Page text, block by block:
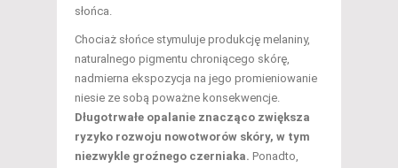
słońca.
Chociaż słońce stymuluje produkcję melaniny,
naturalnego pigmentu chroniącego skórę,
nadmierna ekspozycja na jego promieniowanie
niesie ze sobą poważne konsekwencje.
Długotrwałe opalanie znacząco zwiększa
ryzyko rozwoju nowotworów skóry, w tym
niezwykle groźnego czerniaka. Ponadto,